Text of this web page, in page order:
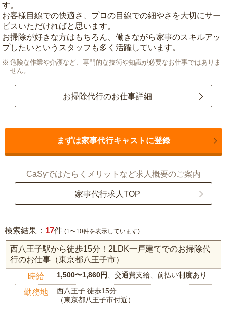
す。
お客様目線での快適さ、プロの目線での細やさを大切にサー
ビスいただければと思います。
お掃除が好きな方はもちろん、働きながら家事のスキルアッ
プしたいというスタッフも多く活躍しています。
危険な作業や介護など、専門的な技術や知識が必要なお仕事ではありま
せん。
お掃除代行のお仕事詳細
まずは家事代行キャストに登録
CaSyではたらくメリットなど求人概要のご案内
家事代行求人TOP
検索結果： 17件 (1〜10件を表示しています)
西八王子駅から徒歩15分！2LDK一戸建てでのお掃除代
行のお仕事（東京都八王子市）
時給 1,500〜1,860円、交通費支給、前払い制度あり
勤務地
西八王子 徒歩15分
（東京都八王子市付近）